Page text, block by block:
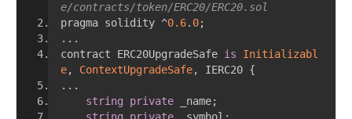
e/contracts/token/ERC20/ERC20.sol
pragma solidity ^0.6. 0;
...
contract ERC20UpgradeSafe is
Initializabl
e, ContextUpgradeSafe, IERC20 {
...
string
private _name;